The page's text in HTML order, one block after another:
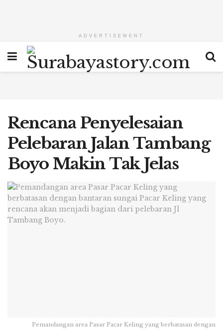
ADVERTISEMENT
Rencana Penyelesaian
Pelebaran Jalan Tambang
Boyo Makin Tak Jelas
Pemandangan area Pasar Pacar Keling yang berbatasan dengan